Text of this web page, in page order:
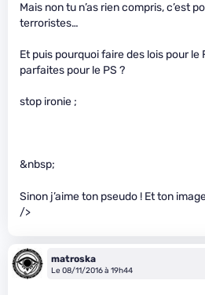
Mais non tu n’as rien compris, c’est
terroristes…
Et puis pourquoi faire des lois pour le
parfaites pour le PS ?
stop ironie ;
&nbsp;
Sinon j’aime ton pseudo ! Et ton
/>
matroska
Le 08/11/2016 à 19h44